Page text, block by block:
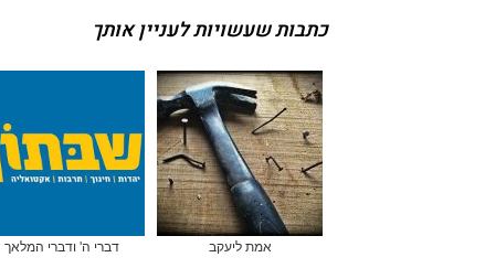
כתבות שעשויות לעניין אותך
אמת ליעקב דברי ה' ודברי המלאך